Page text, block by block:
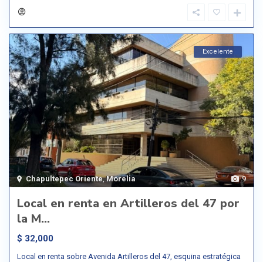
9
Chapultepec Oriente,Morelia
Excelente
Local en renta en Artilleros del 47 por
la M...
$ 32,000
Local en renta sobre Avenida Artilleros del 47, esquina estratégica